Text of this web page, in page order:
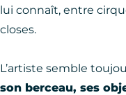
lui connaît, entre
closes.
L’artiste semble
son berceau, ses